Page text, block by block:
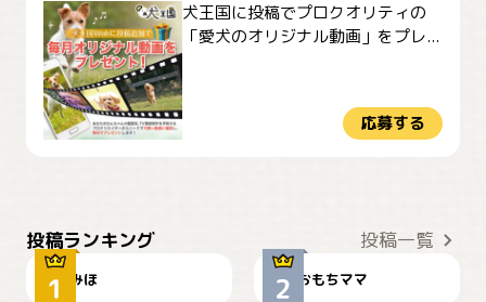
犬王国に投稿でプロクオリティの
「愛犬のオリジナル動画」をプレ...
応募する
投稿ランキング 投稿一覧
みほ おもちママ
可愛い？ 見てるぞぉ